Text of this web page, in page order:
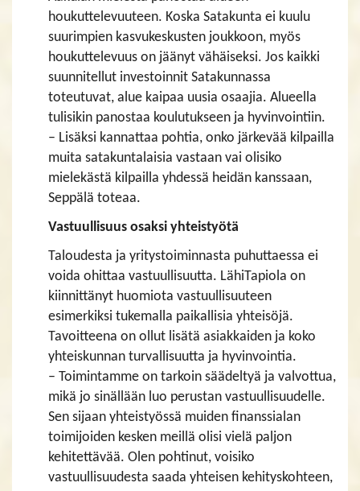
houkuttelevuuteen. Koska Satakunta ei kuulu
suurimpien kasvukeskusten joukkoon, myös
houkuttelevuus on jäänyt vähäiseksi. Jos kaikki
suunnitellut investoinnit Satakunnassa
toteutuvat, alue kaipaa uusia osaajia. Alueella
tulisikin panostaa koulutukseen ja hyvinvointiin.
– Lisäksi kannattaa pohtia, onko järkevää kilpailla
muita satakuntalaisia vastaan vai olisiko
mielekästä kilpailla yhdessä heidän kanssaan,
Seppälä toteaa.
Vastuullisuus osaksi yhteistyötä
Taloudesta ja yritystoiminnasta puhuttaessa ei
voida ohittaa vastuullisuutta. LähiTapiola on
kiinnittänyt huomiota vastuullisuuteen
esimerkiksi tukemalla paikallisia yhteisöjä.
Tavoitteena on ollut lisätä asiakkaiden ja koko
yhteiskunnan turvallisuutta ja hyvinvointia.
– Toimintamme on tarkoin säädeltyä ja valvottua,
mikä jo sinällään luo perustan vastuullisuudelle.
Sen sijaan yhteistyössä muiden finanssialan
toimijoiden kesken meillä olisi vielä paljon
kehitettävää. Olen pohtinut, voisiko
vastuullisuudesta saada yhteisen kehityskohteen,